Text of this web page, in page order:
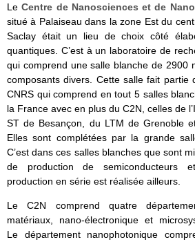
LeCentre de Nanosciences et de
situé à Palaiseau dans la zone Est du
Saclay était un lieu de choix côté
quantiques. C’est à un laboratoire de
qui comprend une salle blanche de 2900
composants divers. Cette salle fait partie
CNRS qui comprend en tout 5 salles
la France avec en plus du C2N, celles de
ST de Besançon, du LTM de Grenoble
Elles sont complétées par la grande
C’est dans ces salles blanches que sont
de production de semiconducteurs
production en série est réalisée ailleurs.
Le C2N comprend quatre
matériaux, nano-électronique et
Le département nanophotonique